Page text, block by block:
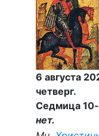
6 августа
четверг.
Седмица
нет.